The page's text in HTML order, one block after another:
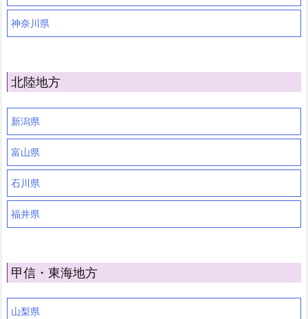
神奈川県
北陸地方
新潟県
富山県
石川県
福井県
甲信・東海地方
山梨県